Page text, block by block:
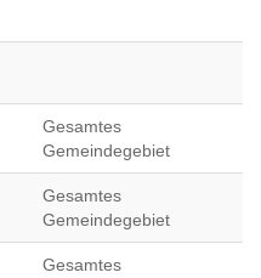
Gesamtes
Gemeindegebiet
Gesamtes
Gemeindegebiet
Gesamtes